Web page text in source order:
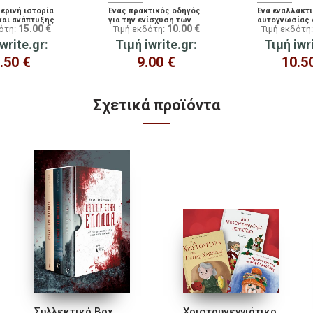
ιστορία
ανάπτυξης
θέλεις να
τις
σου και να
στόχους
15.00 €
€
Ένας πρακτικός οδηγός
για την ενίσχυση των
κοινωνικών σας
δεξιοτήτων
Τιμή εκδότη: 10.00 €
Τιμή iwrite.gr:
9.00 €
Ένα
αυτογνωσίας
λένε οι φίλοι
τους
Τιμή
Τιμή
Σχετικά προϊόντα